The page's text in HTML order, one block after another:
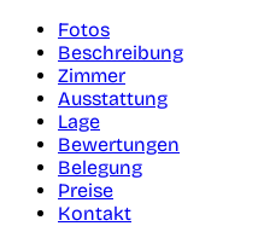
Fotos
Beschreibung
Zimmer
Ausstattung
Lage
Bewertungen
Belegung
Preise
Kontakt